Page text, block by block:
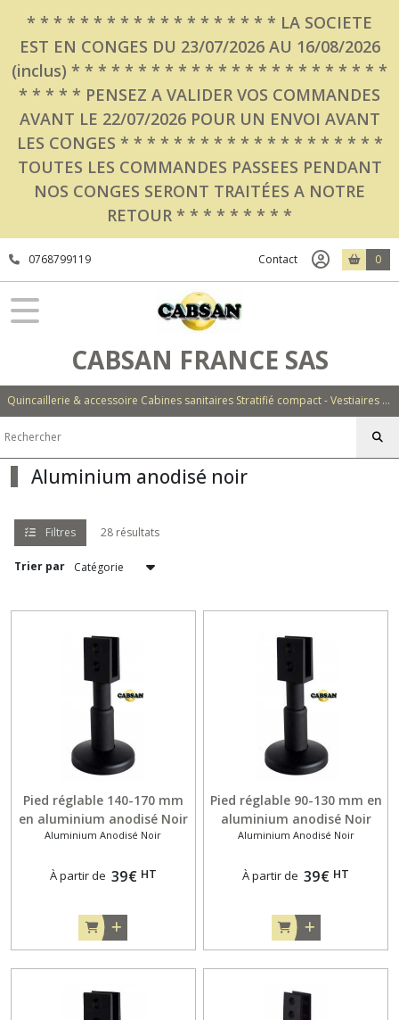
* * * * * * * * * * * * * * * * * * * LA SOCIETE
EST EN CONGES DU 23/07/2026 AU 16/08/2026
(inclus) * * * * * * * * * * * * * * * * * * * * * * * *
* * * * * PENSEZ A VALIDER VOS COMMANDES
AVANT LE 22/07/2026 POUR UN ENVOI AVANT
LES CONGES * * * * * * * * * * * * * * * * * * * *
TOUTES LES COMMANDES PASSEES PENDANT
NOS CONGES SERONT TRAITÉES A NOTRE
RETOUR * * * * * * * * *
0768799119 Contact 0
CABSAN FRANCE SAS
Quincaillerie & accessoire Cabines sanitaires Stratifié compact - Vestiaires - Casiers - Bancs - Equipements - Collectivités - Hôtellerie
Aluminium anodisé noir
Filtres 28 résultats
Trier par
Pied réglable 140-170 mm
en aluminium anodisé Noir
pour panneau de 13mm
Aluminium Anodisé Noir
À partir de 39€ HT
Pied réglable 90-130 mm en
aluminium anodisé Noir
pour panneau de 13mm
Aluminium Anodisé Noir
À partir de 39€ HT
Fermer
FILTRES
Tous
les
produits
Quincailleries
Quincaillerie
de
cabines
CABSAN
Aluminium
noir
(28)
Afficher